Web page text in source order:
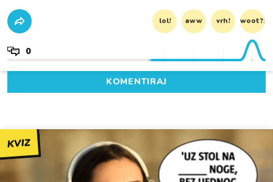
lol! aww vrh! woot?!
0
KOMENTIRAJ
KVIZ